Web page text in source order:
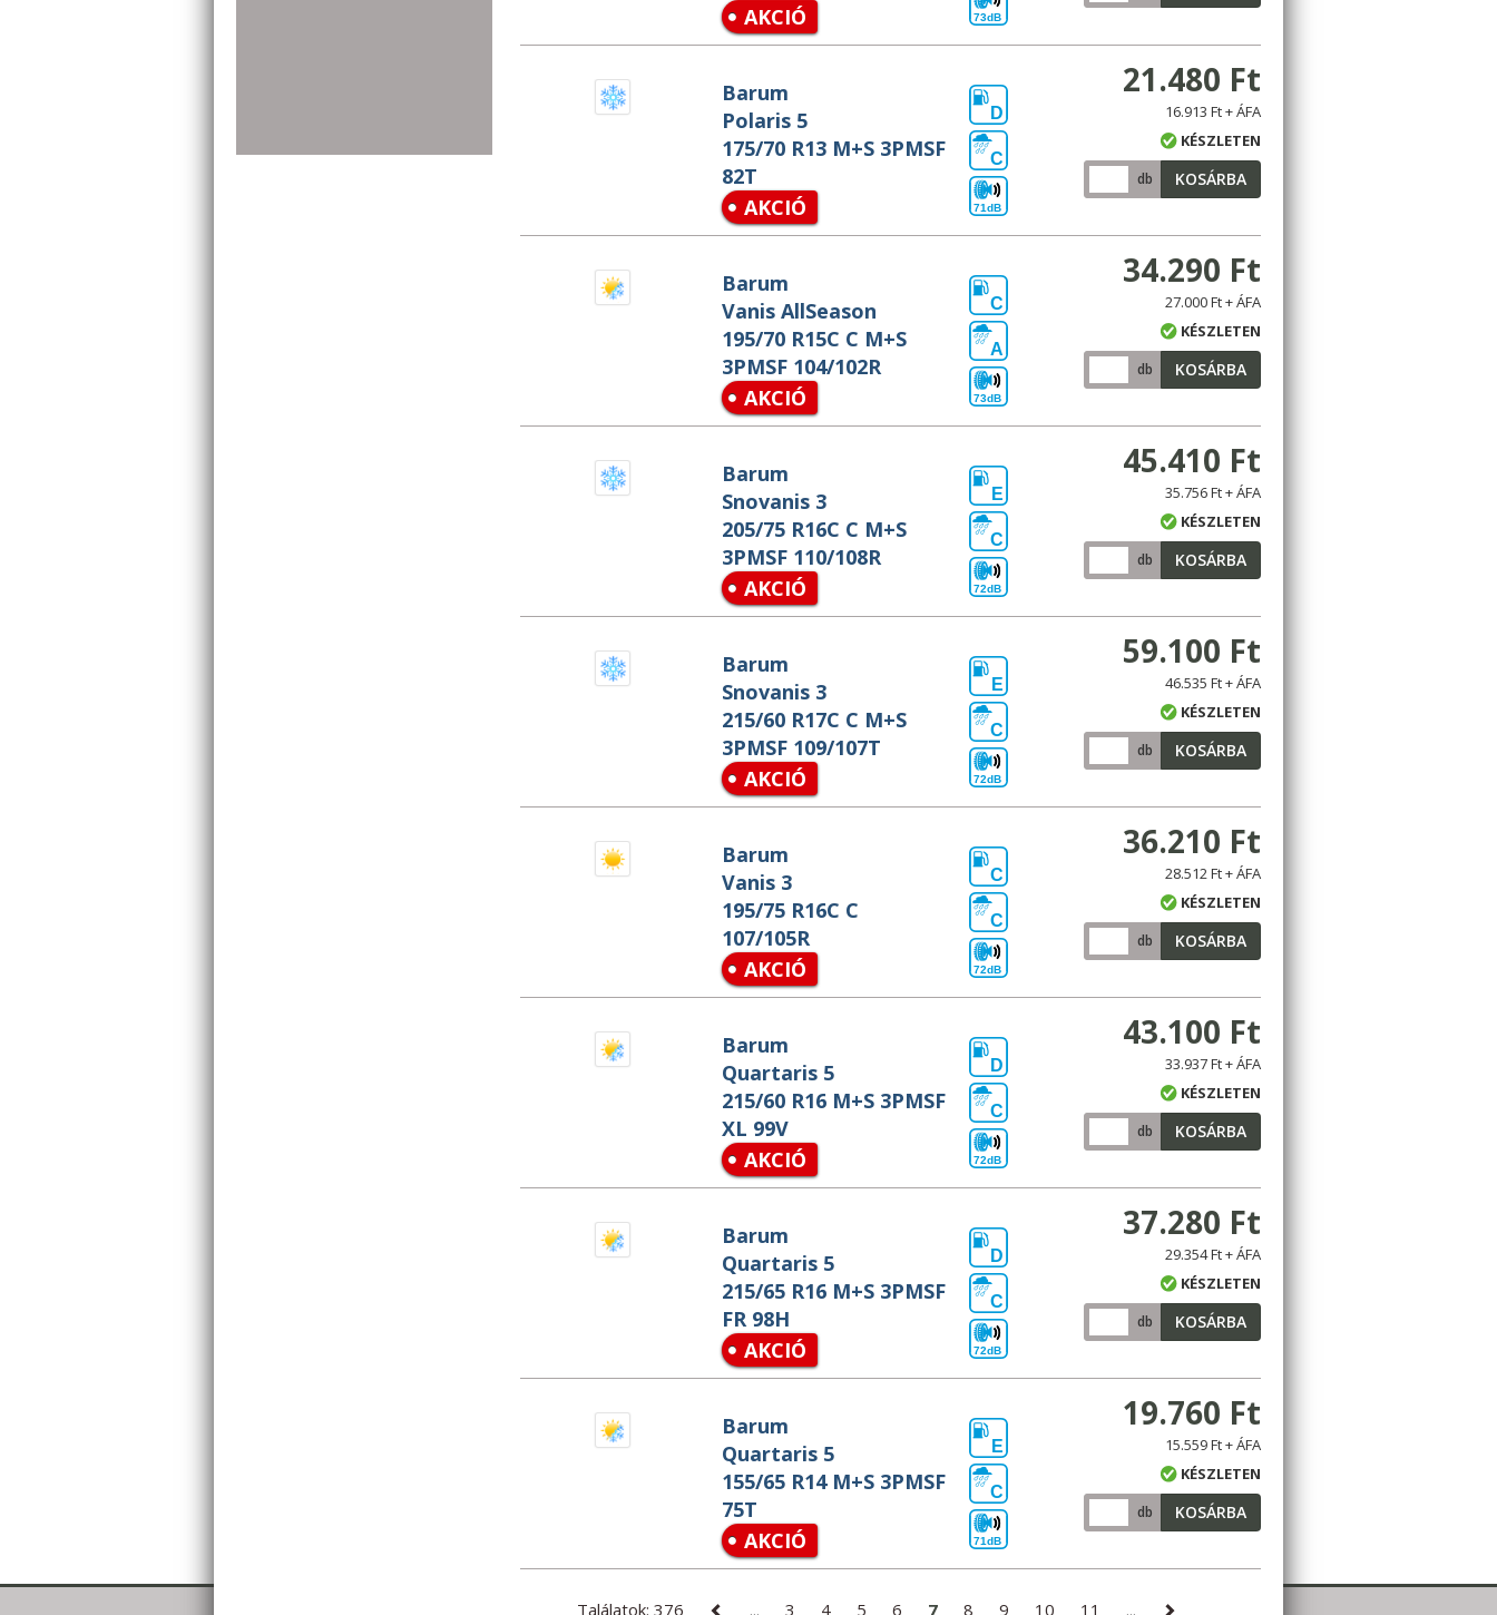
AKCIÓ
73dB
Barum
Polaris 5
175/70 R13 M+S 3PMSF
82T
AKCIÓ
D
C
71dB
21.480 Ft
16.913 Ft + ÁFA
KÉSZLETEN
db KOSÁRBA
Barum
Vanis AllSeason
195/70 R15C C M+S
3PMSF 104/102R
AKCIÓ
C
A
73dB
34.290 Ft
27.000 Ft + ÁFA
KÉSZLETEN
db KOSÁRBA
Barum
Snovanis 3
205/75 R16C C M+S
3PMSF 110/108R
AKCIÓ
E
C
72dB
45.410 Ft
35.756 Ft + ÁFA
KÉSZLETEN
db KOSÁRBA
Barum
Snovanis 3
215/60 R17C C M+S
3PMSF 109/107T
AKCIÓ
E
C
72dB
59.100 Ft
46.535 Ft + ÁFA
KÉSZLETEN
db KOSÁRBA
Barum
Vanis 3
195/75 R16C C
107/105R
AKCIÓ
C
C
72dB
36.210 Ft
28.512 Ft + ÁFA
KÉSZLETEN
db KOSÁRBA
Barum
Quartaris 5
215/60 R16 M+S 3PMSF
XL 99V
AKCIÓ
D
C
72dB
43.100 Ft
33.937 Ft + ÁFA
KÉSZLETEN
db KOSÁRBA
Barum
Quartaris 5
215/65 R16 M+S 3PMSF
FR 98H
AKCIÓ
D
C
72dB
37.280 Ft
29.354 Ft + ÁFA
KÉSZLETEN
db KOSÁRBA
Barum
Quartaris 5
155/65 R14 M+S 3PMSF
75T
AKCIÓ
E
C
71dB
19.760 Ft
15.559 Ft + ÁFA
KÉSZLETEN
db KOSÁRBA
Találatok: 376 ... 3 4 5 6 7 8 9 10 11 ...